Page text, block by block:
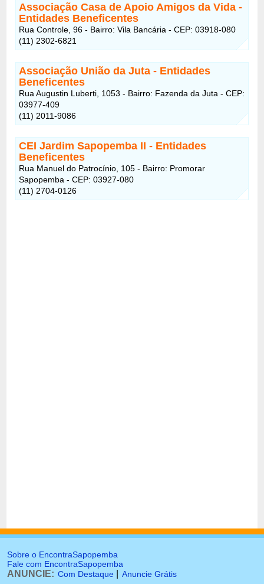
Associação Casa de Apoio Amigos da Vida -
Entidades Beneficentes
Rua Controle, 96 - Bairro: Vila Bancária - CEP: 03918-080
(11) 2302-6821
Associação União da Juta - Entidades
Beneficentes
Rua Augustin Luberti, 1053 - Bairro: Fazenda da Juta - CEP:
03977-409
(11) 2011-9086
CEI Jardim Sapopemba II - Entidades
Beneficentes
Rua Manuel do Patrocínio, 105 - Bairro: Promorar
Sapopemba - CEP: 03927-080
(11) 2704-0126
Sobre o EncontraSapopemba
Fale com EncontraSapopemba
ANUNCIE: Com Destaque Anuncie Grátis